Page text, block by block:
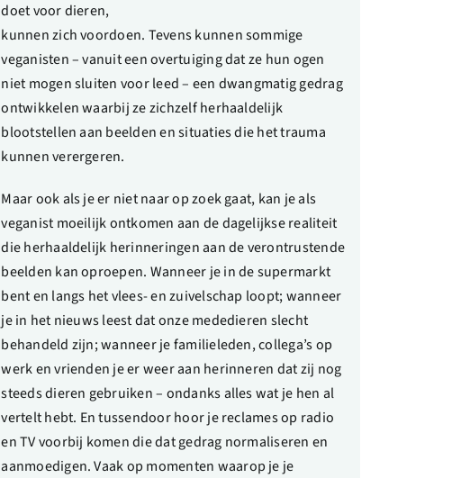
doet voor dieren,
kunnen zich voordoen. Tevens kunnen sommige
veganisten – vanuit een overtuiging dat ze hun ogen
niet mogen sluiten voor leed – een dwangmatig gedrag
ontwikkelen waarbij ze zichzelf herhaaldelijk
blootstellen aan beelden en situaties die het trauma
kunnen verergeren.
Maar ook als je er niet naar op zoek gaat, kan je als
veganist moeilijk ontkomen aan de dagelijkse realiteit
die herhaaldelijk herinneringen aan de verontrustende
beelden kan oproepen. Wanneer je in de supermarkt
bent en langs het vlees- en zuivelschap loopt; wanneer
je in het nieuws leest dat onze mededieren slecht
behandeld zijn; wanneer je familieleden, collega’s op
werk en vrienden je er weer aan herinneren dat zij nog
steeds dieren gebruiken – ondanks alles wat je hen al
vertelt hebt. En tussendoor hoor je reclames op radio
en TV voorbij komen die dat gedrag normaliseren en
aanmoedigen. Vaak op momenten waarop je je